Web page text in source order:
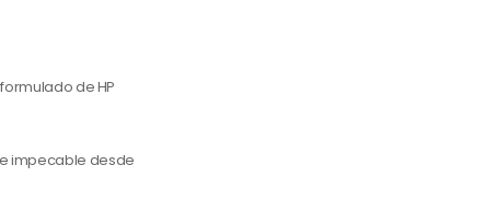
de HP
impecable desde